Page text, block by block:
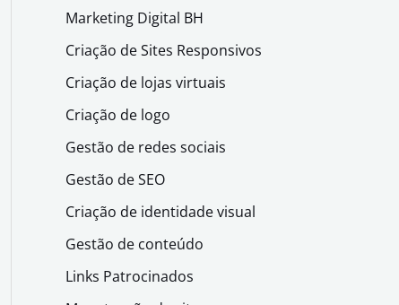
Marketing Digital BH
Criação de Sites Responsivos
Criação de lojas virtuais
Criação de logo
Gestão de redes sociais
Gestão de SEO
Criação de identidade visual
Gestão de conteúdo
Links Patrocinados